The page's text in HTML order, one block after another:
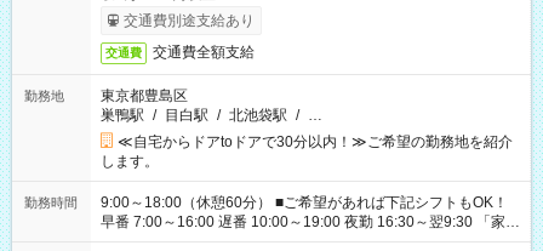
交通費別途支給あり
交通費 交通費全額支給
勤務地
東京都豊島区
巣鴨駅 / 目白駅 / 北池袋駅 / …
≪自宅からドアtoドアで30分以内！≫ご希望の勤務地を紹介
します。
勤務時間
9:00～18:00（休憩60分） ■ご希望があれば下記シフトもOK！
早番 7:00～16:00 遅番 10:00～19:00 夜勤 16:30～翌9:30 「家族
と休みを合わせたい」 「余裕を持って夕飯の準備がしたい」